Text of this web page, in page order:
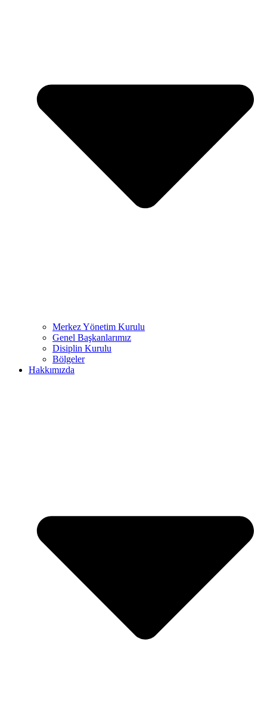
Merkez Yönetim Kurulu
Genel Başkanlarımız
Disiplin Kurulu
Bölgeler
Hakkımızda